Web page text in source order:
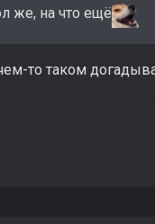
же, на что ещё
то таком